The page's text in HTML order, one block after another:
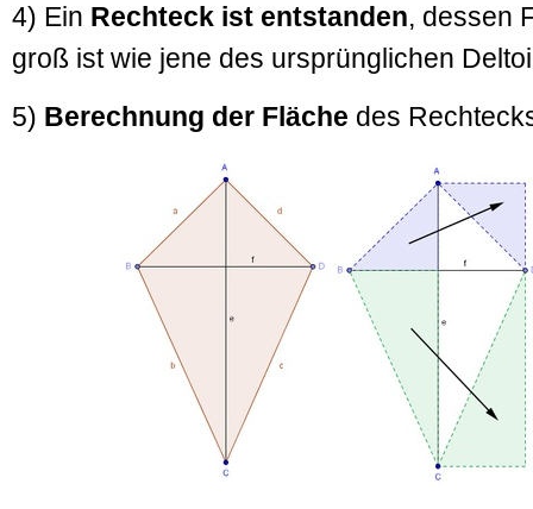
4) Ein Rechteck ist entstanden, dessen
groß ist wie jene des ursprünglichen
5) Berechnung der Fläche des